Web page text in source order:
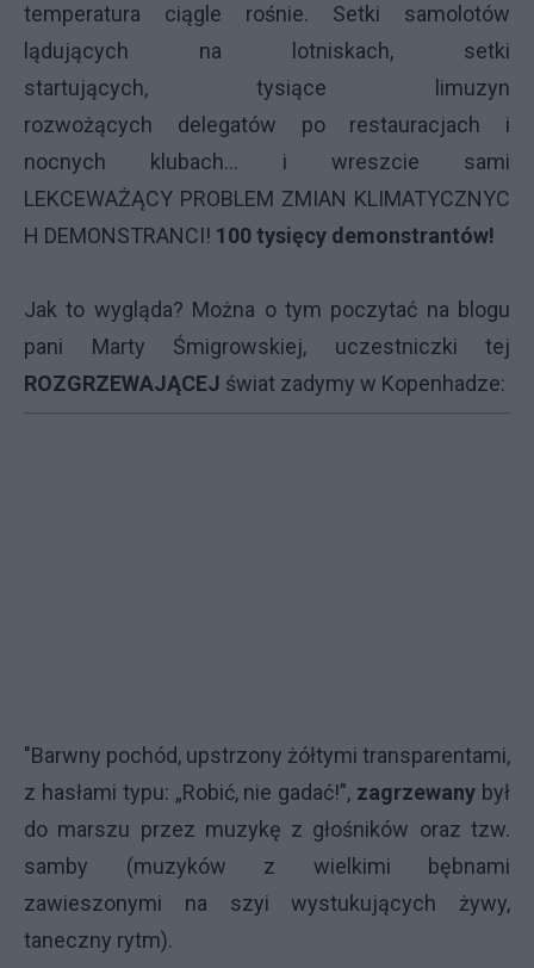
temperatura ciągle rośnie. Setki samolotów
lądujących na lotniskach, setki
startujących, tysiące limuzyn
rozwożących delegatów po restauracjach i
nocnych klubach... i wreszcie sami
LEKCEWAŻĄCY PROBLEM ZMIAN KLIMATYCZNYC
H DEMONSTRANCI! 100 tysięcy demonstrantów!
Jak to wygląda? Można o tym poczytać na blogu
pani Marty Śmigrowskiej, uczestniczki tej
ROZGRZEWAJĄCEJ świat zadymy w Kopenhadze:
"Barwny pochód, upstrzony żółtymi transparentami,
z hasłami typu: „Robić, nie gadać!”, zagrzewany był
do marszu przez muzykę z głośników oraz tzw.
samby (muzyków z wielkimi bębnami
zawieszonymi na szyi wystukujących żywy,
taneczny rytm).